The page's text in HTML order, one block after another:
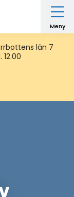
Meny
län 7